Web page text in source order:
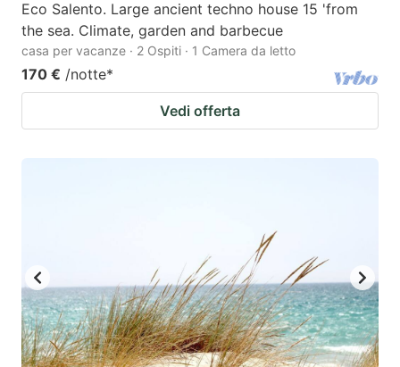
Eco Salento. Large ancient techno house 15 'from
the sea. Climate, garden and barbecue
casa per vacanze · 2 Ospiti · 1 Camera da letto
170 € /notte*
Vedi offerta